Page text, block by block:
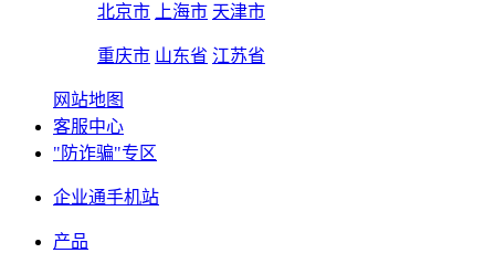
北京市 上海市 天津市
重庆市 山东省 江苏省
网站地图
客服中心
"防诈骗"专区
企业通手机站
产品